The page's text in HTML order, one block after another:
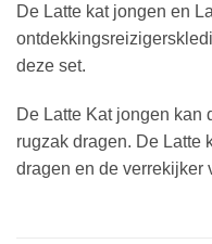
De Latte kat jongen en
deze set.
De Latte Kat jongen kan
rugzak dragen. De Latte
dragen en de verrekijker